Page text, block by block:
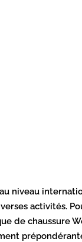
niveau
activités.
de chaussure